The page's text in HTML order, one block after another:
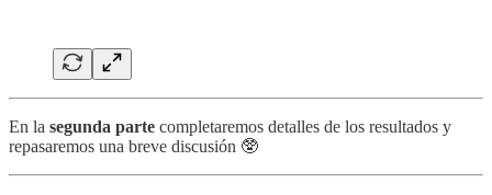
En la segunda parte completaremos detalles de los resultados y
repasaremos una breve discusión 🥸